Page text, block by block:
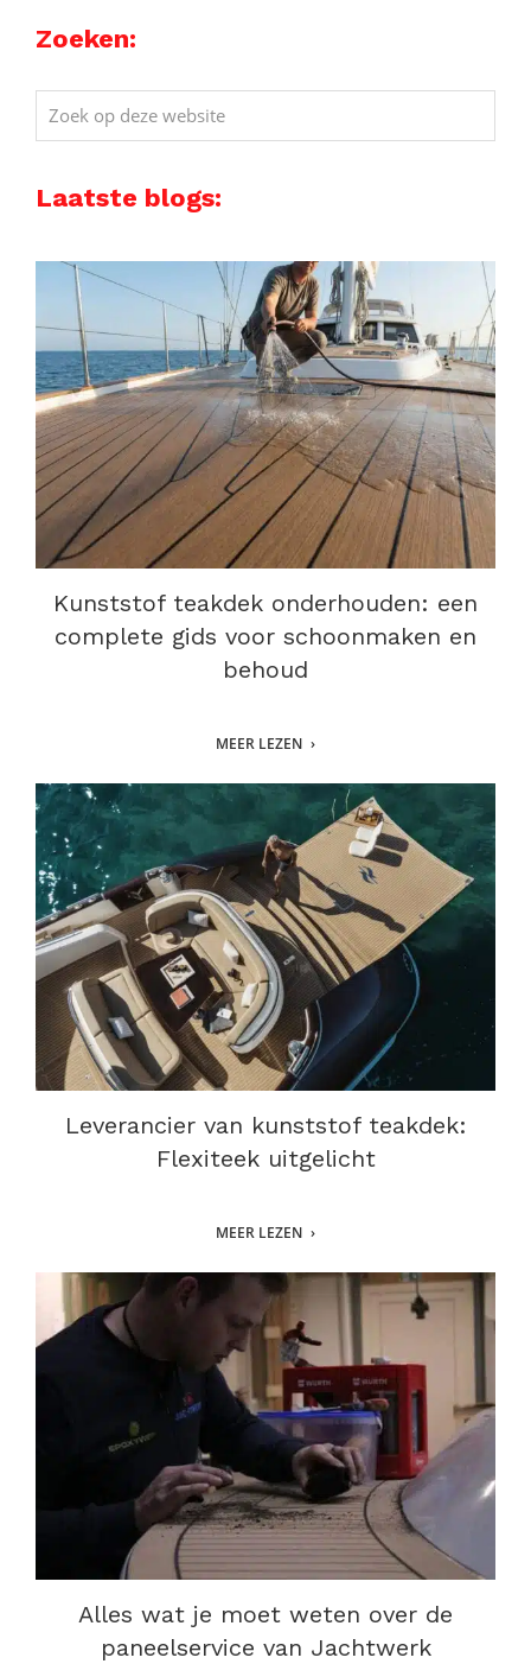
Zoeken:
Zoek
op
website
Laatste blogs:
Kunststof teakdek onderhouden: een
complete gids voor schoonmaken en
behoud
MEER LEZEN
Leverancier van kunststof teakdek:
Flexiteek uitgelicht
MEER LEZEN
Alles wat je moet weten over de
paneelservice van Jachtwerk